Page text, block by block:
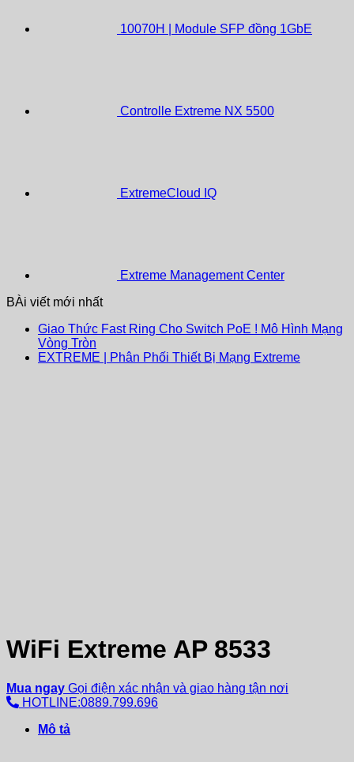
10070H | Module SFP đồng 1GbE
Controlle Extreme NX 5500
ExtremeCloud IQ
Extreme Management Center
BÀi viết mới nhất
Giao Thức Fast Ring Cho Switch PoE ! Mô Hình Mạng
Vòng Tròn
EXTREME | Phân Phối Thiết Bị Mạng Extreme
WiFi Extreme AP 8533
Mua ngay Gọi điện xác nhận và giao hàng tận nơi
HOTLINE:0889.799.696
Mô tả